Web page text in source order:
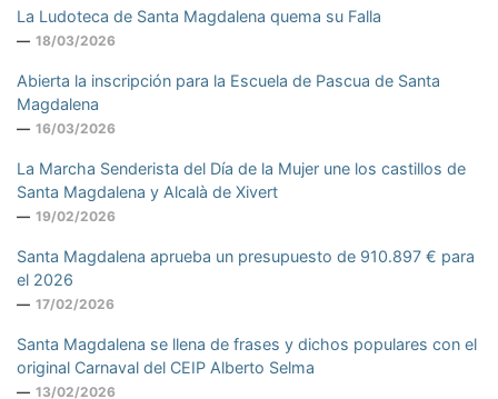
La Ludoteca de Santa Magdalena quema su Falla
18/03/2026
Abierta la inscripción para la Escuela de Pascua de Santa
Magdalena
16/03/2026
La Marcha Senderista del Día de la Mujer une los castillos de
Santa Magdalena y Alcalà de Xivert
19/02/2026
Santa Magdalena aprueba un presupuesto de 910.897 € para
el 2026
17/02/2026
Santa Magdalena se llena de frases y dichos populares con el
original Carnaval del CEIP Alberto Selma
13/02/2026